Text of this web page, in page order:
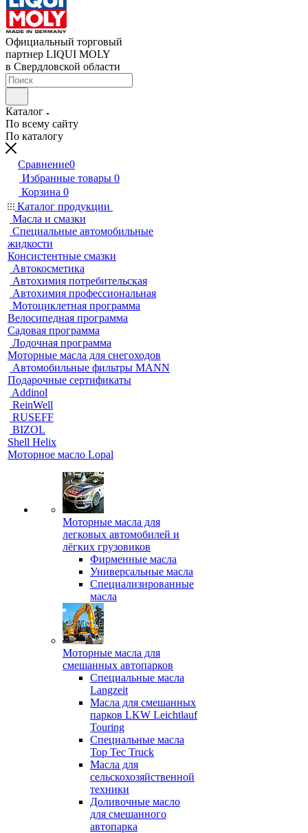
Официальный торговый
партнер LIQUI MOLY
в Свердловской области
Каталог
По всему сайту
По каталогу
Сравнение0
Избранные товары 0
Корзина 0
Каталог продукции
Масла и смазки
Специальные автомобильные
жидкости
Консистентные смазки
Автокосметика
Автохимия потребительская
Автохимия профессиональная
Мотоциклетная программа
Велосипедная программа
Садовая программа
Лодочная программа
Моторные масла для снегоходов
Автомобильные фильтры MANN
Подарочные сертификаты
Addinol
ReinWell
RUSEFF
BIZOL
Shell Helix
Моторное масло Lopal
Моторные масла для
легковых автомобилей и
лёгких грузовиков
Фирменные масла
Универсальные масла
Специализированные
масла
Моторные масла для
смешанных автопарков
Специальные масла
Langzeit
Масла для смешанных
парков LKW Leichtlauf
Touring
Специальные масла
Top Tec Truck
Масла для
сельскохозяйственной
техники
Доливочные масло
для смешанного
автопарка